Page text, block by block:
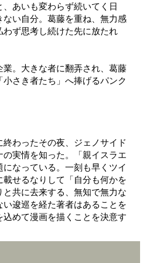
あいも変わらず続いてく日
い自分。葛藤を重ね、無力感
ず思考し続けた先に放たれ
。大きな者に翻弄され、葛藤
さき者たち」へ捧げるパンク
わったその夜、ジェノサイド
実情を知った。「親イスラエ
なっている。一刻も早くツイ
せるなりして「自分も何かを
共に去来する、無知で無力な
逡巡を経た著者はあることを
めて漫画を描くことを決意す